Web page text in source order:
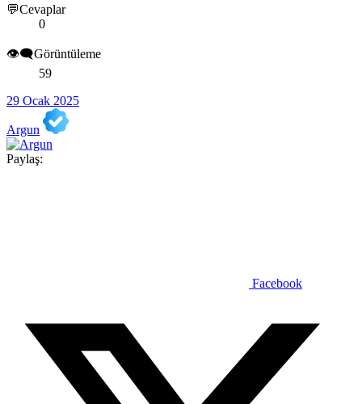
💬Cevaplar
0
👁️‍🗨️Görüntüleme
59
29 Ocak 2025
Argun
Paylaş:
Facebook